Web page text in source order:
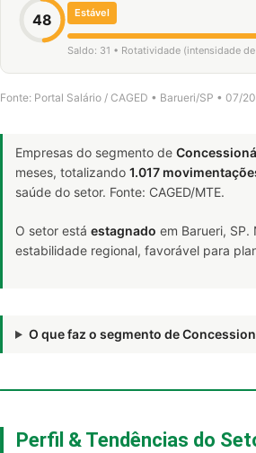
48 Estável
Saldo: 31 • Rotatividade (intensidade
Fonte: Portal Salário / CAGED • Barueri/SP • 07/
Empresas do segmento de
meses, totalizando 1.017
saúde do setor. Fonte: CAGED/MTE.
O setor está estagnado em Barueri,
estabilidade regional, favorável para
O que faz o segmento de
Perfil & Tendências do